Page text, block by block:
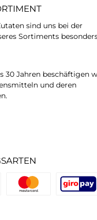
sind uns bei der
Sortiments
30 Jahren beschäftigen
und deren